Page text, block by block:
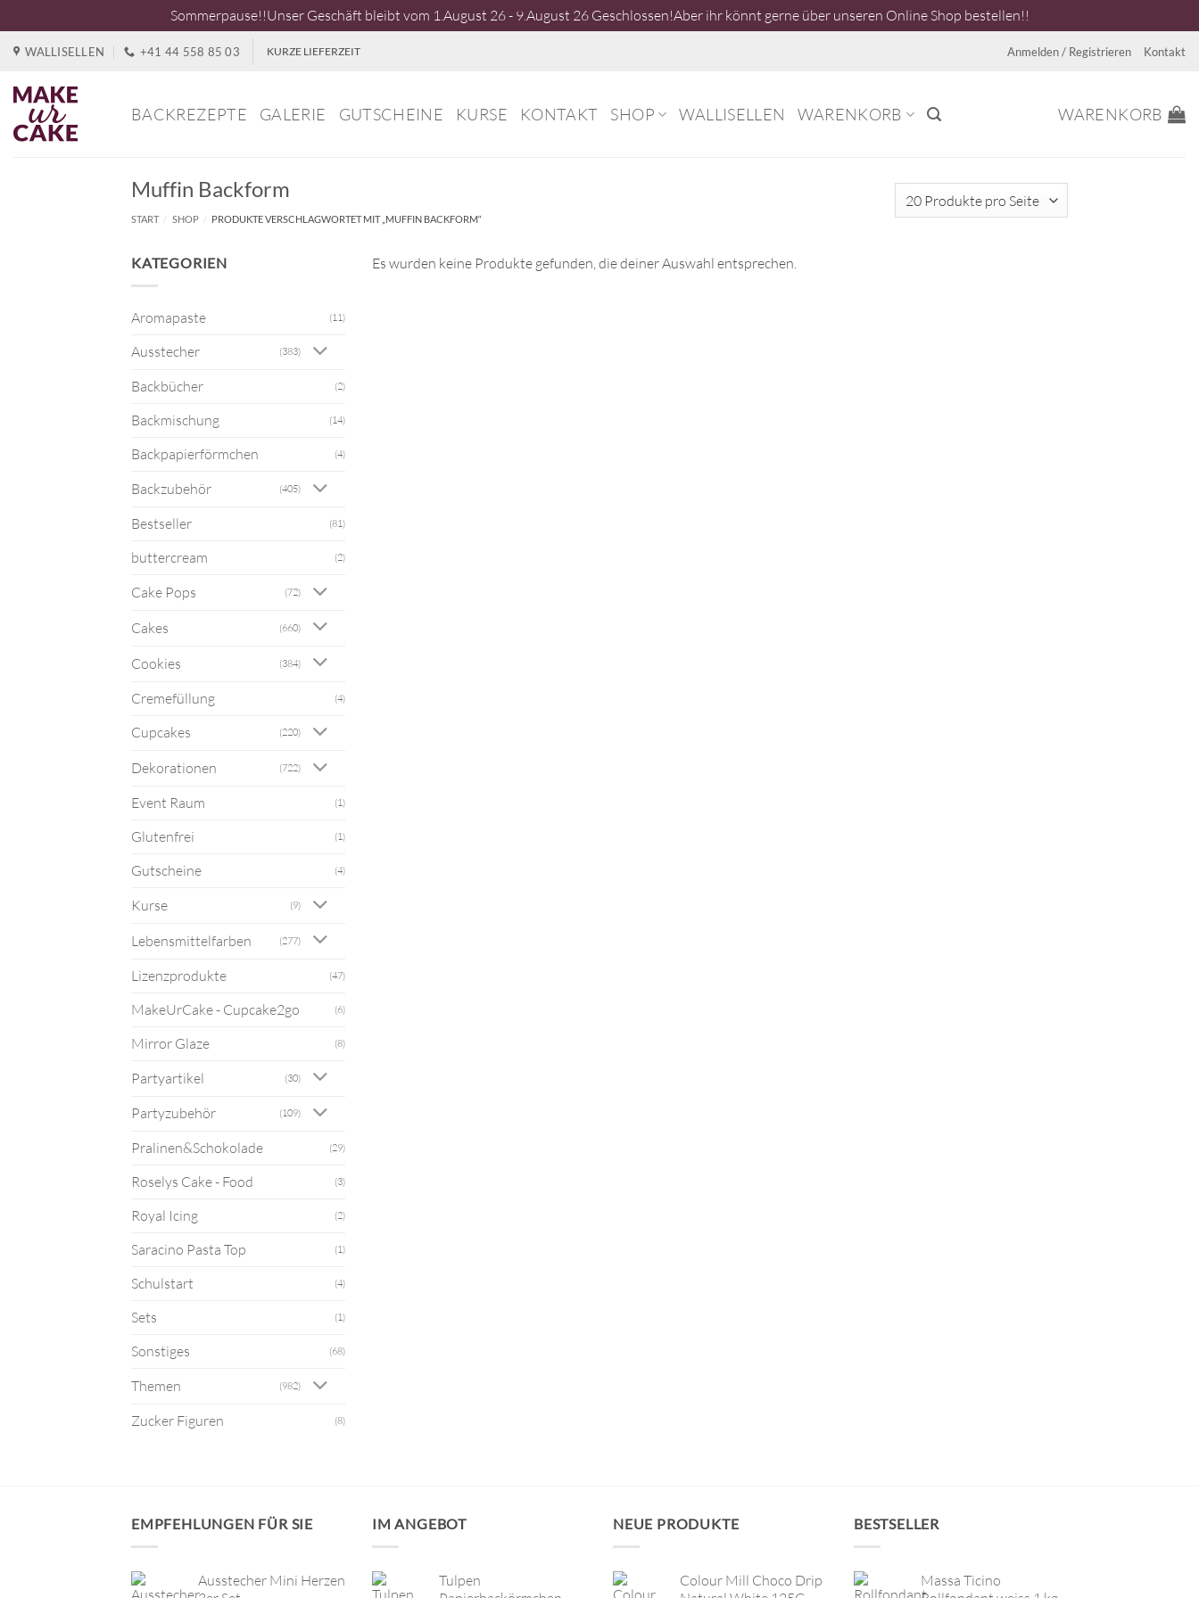
Sommerpause!!Unser Geschäft bleibt vom 1.August 26 - 9.August 26 Geschlossen!Aber ihr könnt gerne über unseren Online Shop bestellen!!
springen
WALLISELLEN +41 44 558 85 03 KURZE LIEFERZEIT Anmelden / Registrieren Kontakt
BACKREZEPTE GALERIE GUTSCHEINE KURSE KONTAKT SHOP WALLISELLEN WARENKORB WARENKORB
Muffin Backform
START / SHOP / PRODUKTE VERSCHLAGWORTET MIT „MUFFIN BACKFORM“
KATEGORIEN
Aromapaste (11)
Ausstecher (383)
Backbücher (2)
Backmischung (14)
Backpapierförmchen (4)
Backzubehör (405)
Bestseller (81)
buttercream (2)
Cake Pops (72)
Cakes (660)
Cookies (384)
Cremefüllung (4)
Cupcakes (220)
Dekorationen (722)
Event Raum (1)
Glutenfrei (1)
Gutscheine (4)
Kurse (9)
Lebensmittelfarben (277)
Lizenzprodukte (47)
MakeUrCake - Cupcake2go (6)
Mirror Glaze (8)
Partyartikel (30)
Partyzubehör (109)
Pralinen&Schokolade (29)
Roselys Cake - Food (3)
Royal Icing (2)
Saracino Pasta Top (1)
Schulstart (4)
Sets (1)
Sonstiges (68)
Themen (982)
Zucker Figuren (8)
Es wurden keine Produkte gefunden, die deiner Auswahl entsprechen.
EMPFEHLUNGEN FÜR SIE
Ausstecher Mini Herzen
IM ANGEBOT
Tulpen
NEUE PRODUKTE
Colour Mill Choco Drip
BESTSELLER
Massa Ticino